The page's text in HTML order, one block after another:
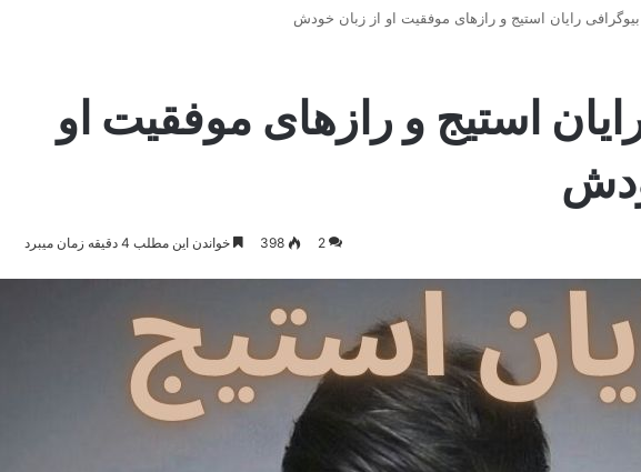
بیوگرافی رایان استیج و رازهای موفقیت او از زبان خودش
استیج و رازهای موفقیت او
2
398 خواندن این مطلب 4 دقیقه زمان میبرد